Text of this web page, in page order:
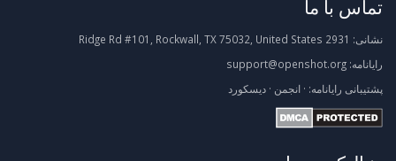
تماس با ما
نشانی:
رایانامه: support@openshot.org
پشتیبانی رایانامه: · انجمن · دیسکورد